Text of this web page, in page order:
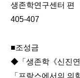
생존학연구센터 편
405-407
■조성금
◆「생존학《신진
「프랑스에서의 의